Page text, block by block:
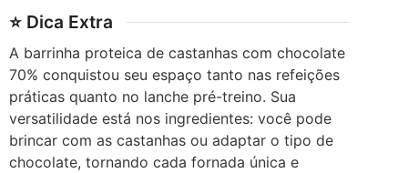
⭐ Dica Extra
A barrinha proteica de castanhas com chocolate
70% conquistou seu espaço tanto nas refeições
práticas quanto no lanche pré-treino. Sua
versatilidade está nos ingredientes: você pode
brincar com as castanhas ou adaptar o tipo de
chocolate, tornando cada fornada única e